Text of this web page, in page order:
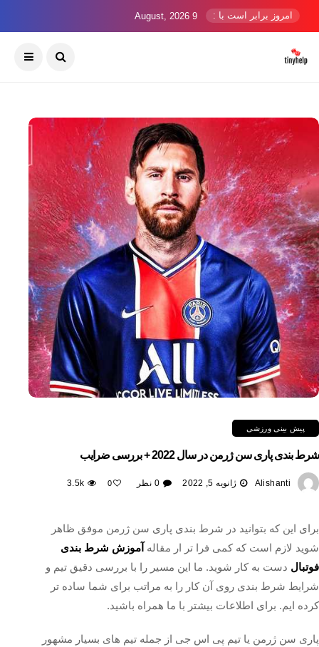
امروز برابر است با : 9 August, 2026
پیش بینی ورزشی
شرط بندی پاری سن ژرمن در سال 2022 + بررسی ضرایب
Alishanti ژانویه 5, 2022 0 نظر 0
3.5k
برای این که بتوانید در شرط بندی پاری سن ژرمن موفق ظاهر
شوید لازم است که کمی فرا تر ار مقاله آموزش شرط بندی
فوتبال دست به کار شوید. ما این مسیر را با بررسی دقیق تیم و
شرایط شرط بندی روی آن کار را به مراتب برای شما ساده تر
کرده ایم. برای اطلاعات بیشتر با ما همراه باشید.
پاری سن ژرمن یا تیم پی اس جی از جمله تیم‌ های بسیار مشهور